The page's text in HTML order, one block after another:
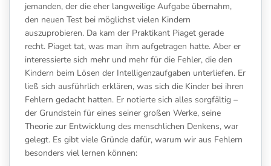
jemanden, der die eher langweilige Aufgabe übernahm,
den neuen Test bei möglichst vielen Kindern
auszuprobieren. Da kam der Praktikant Piaget gerade
recht. Piaget tat, was man ihm aufgetragen hatte. Aber er
interessierte sich mehr und mehr für die Fehler, die den
Kindern beim Lösen der Intelligenzaufgaben unterliefen. Er
ließ sich ausführlich erklären, was sich die Kinder bei ihren
Fehlern gedacht hatten. Er notierte sich alles sorgfältig –
der Grundstein für eines seiner großen Werke, seine
Theorie zur Entwicklung des menschlichen Denkens, war
gelegt. Es gibt viele Gründe dafür, warum wir aus Fehlern
besonders viel lernen können: